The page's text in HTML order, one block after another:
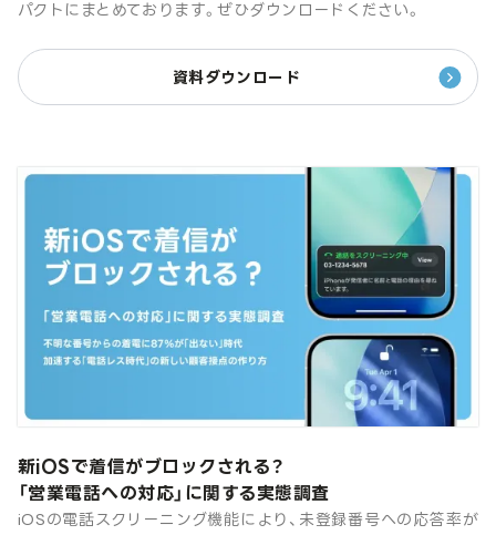
パクトにまとめております。ぜひダウンロードください。
資料ダウンロード
新iOSで着信がブロックされる？
「営業電話への対応」に関する実態調査
iOSの電話スクリーニング機能により、未登録番号への応答率が